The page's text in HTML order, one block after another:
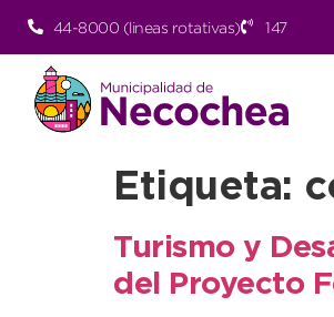
44-8000 (lineas rotativas) 147
Etiqueta:
Turismo y
del Proyecto